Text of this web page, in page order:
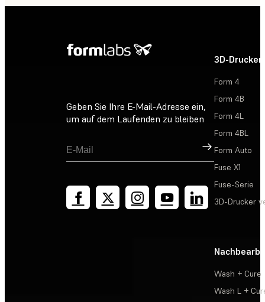
Geben Sie Ihre E-Mail-Adresse ein,
um auf dem Laufenden zu bleiben
Registrieren
3D-Drucker
Form 4
Form 4B
Form 4L
Form 4BL
Form Auto
Fuse X1
Fuse-Serie
3D-Drucker
Wash + Cure
Wash L +